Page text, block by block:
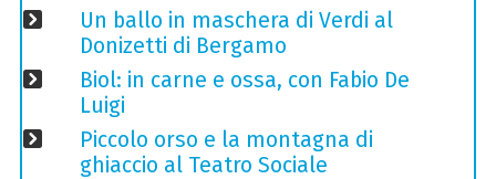
Un ballo in maschera di Verdi al
Donizetti di Bergamo
Biol: in carne e ossa, con Fabio De
Luigi
Piccolo orso e la montagna di
ghiaccio al Teatro Sociale